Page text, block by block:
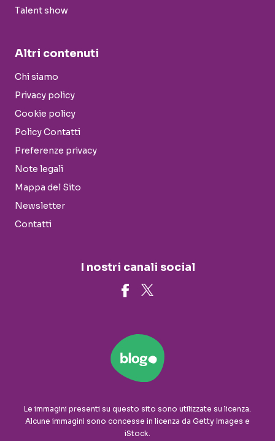
Talent show
Altri contenuti
Chi siamo
Privacy policy
Cookie policy
Policy Contatti
Preferenze privacy
Note legali
Mappa del Sito
Newsletter
Contatti
I nostri canali social
Le immagini presenti su questo sito sono utilizzate su licenza.
Alcune immagini sono concesse in licenza da Getty Images e
iStock.